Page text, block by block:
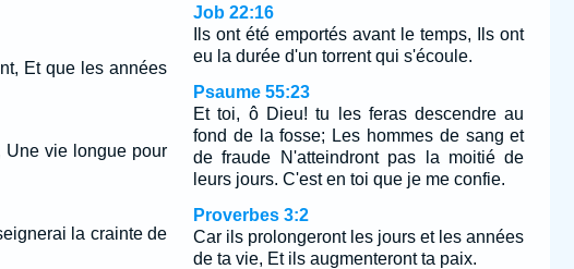
Et que les années
Une vie longue pour
la crainte de
Job 22:16
Ils ont été emportés avant le temps, Ils ont
eu la durée d'un torrent qui s'écoule.
Psaume 55:23
Et toi, ô Dieu! tu les feras descendre au
fond de la fosse; Les hommes de sang et
de fraude N'atteindront pas la moitié de
leurs jours. C'est en toi que je me confie.
Proverbes 3:2
Car ils prolongeront les jours et les années
de ta vie, Et ils augmenteront ta paix.